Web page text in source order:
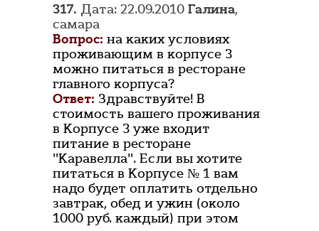
317. Дата: 22.09.2010 Галина,
самара
Вопрос: на каких условиях
проживающим в корпусе 3
можно питаться в ресторане
главного корпуса?
Ответ: Здравствуйте! В
стоимость вашего проживания
в Корпусе 3 уже входит
питание в ресторане
"Каравелла". Если вы хотите
питаться в Корпусе № 1 вам
надо будет оплатить отдельно
завтрак, обед и ужин (около
1000 руб. каждый) при этом